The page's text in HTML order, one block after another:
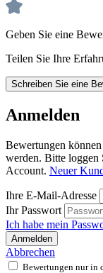
Geben Sie eine
Teilen Sie Ihre
Schreiben Sie eine
Anmelden
Bewertungen
werden. Bitte loggen
Account. Neuer
Ihre E-Mail-Adresse
Ihr Passwort
Ich habe mein
Anmelden
Abbrechen
Bewertungen nur in